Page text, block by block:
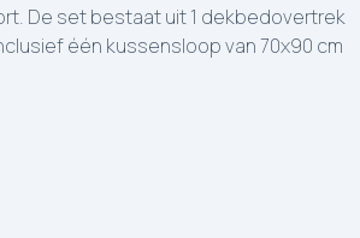
De set bestaat uit 1 dekbedovertrek
één kussensloop van 70x90 cm